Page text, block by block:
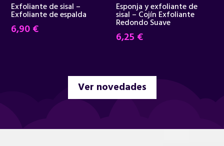
Exfoliante de sisal –
Exfoliante de espalda
6,90€
Esponja y exfoliante de
sisal – Cojín Exfoliante
Redondo Suave
6,25 €
Ver novedades